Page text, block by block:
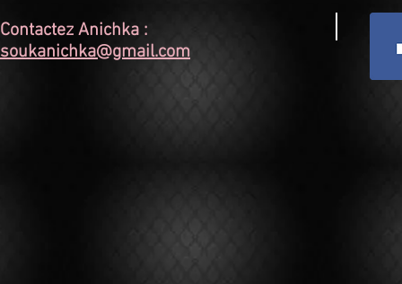
Contactez Anichka :
soukanichka@gmail.com